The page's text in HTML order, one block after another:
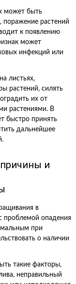
может быть
поражение растений
к появлению
может
инфекций или
листьях,
растений, силять
их от
растениями. В
быстро принять
дальнейшее
и
в
проблемой опадения
при
о наличии
такие факторы,
неправильный